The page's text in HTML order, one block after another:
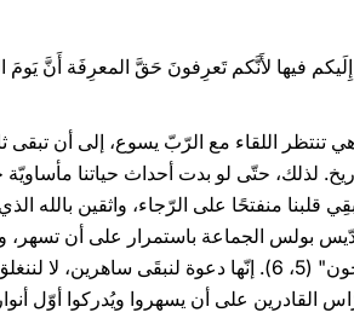
إِلَيكم فيها لأَنَّكم تَعرِفونَ حَقَّ المعرِفَة أَنَّ
اللقاء مع الرّبّ يسوع، إلى أن تبقى
لذلك، حتّى لو بدت أحداث حياتنا مأساويّة
منفتحًا على الرّجاء، واثقين بالله الذي
بولس الجماعة باستمرار على أن
نَنامَنَّ كما يَفعَلُ سائِرُ النَّاس، بل علَينا أَن نَسهَرَ ونَحنُ صاحون" (5،
القادرين على أن يسهروا ويُدركوا أوّل